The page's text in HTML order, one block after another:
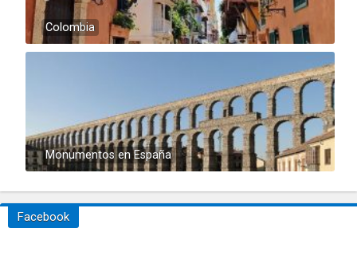
Colombia
Monumentos en España
Facebook